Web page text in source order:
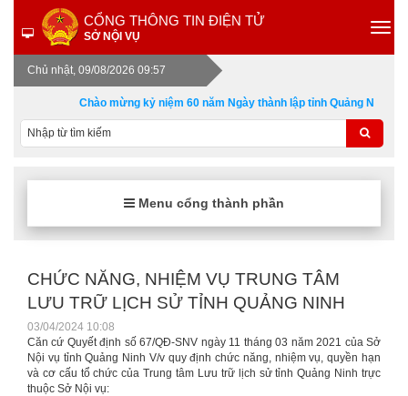
CỔNG THÔNG TIN ĐIỆN TỬ
SỞ NỘI VỤ
Chủ nhật, 09/08/2026 09:57
Chào mừng kỷ niệm 60 năm Ngày thành lập tỉnh Quảng Ninh 30/
Menu cổng thành phần
CHỨC NĂNG, NHIỆM VỤ TRUNG TÂM
LƯU TRỮ LỊCH SỬ TỈNH QUẢNG NINH
03/04/2024 10:08
Căn cứ Quyết định số 67/QĐ-SNV ngày 11 tháng 03 năm 2021 của Sở
Nội vụ tỉnh Quảng Ninh V/v quy định chức năng, nhiệm vụ, quyền hạn
và cơ cấu tổ chức của Trung tâm Lưu trữ lịch sử tỉnh Quảng Ninh trực
thuộc Sở Nội vụ: